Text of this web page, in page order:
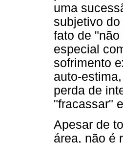
uma
subjetivo
fato de
especial
sofrimento
auto-
perda de
"fracassar"
Apesar de
área, não é